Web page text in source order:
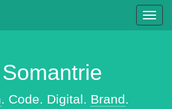
. Code. Digital. Brand.